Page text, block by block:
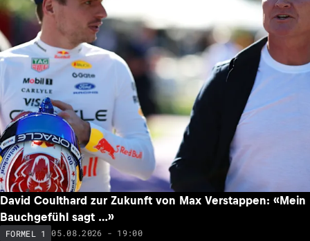
David Coulthard zur Zukunft von Max Verstappen: «Mein
Bauchgefühl sagt …»
FORMEL 1 05.08.2026 - 19:00